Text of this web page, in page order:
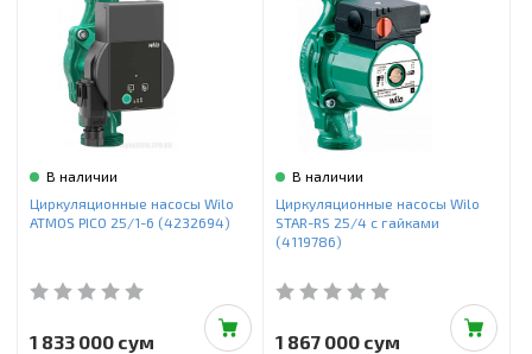
В наличии
Циркуляционные насосы Wilo
ATMOS PICO 25/1-6 (4232694)
1 833 000 сум
В наличии
Циркуляционные насосы Wilo
STAR-RS 25/4 с гайками
(4119786)
1 867 000 сум